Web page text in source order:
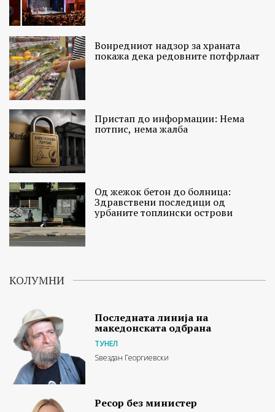
Вонредниот надзор за храната
покажа дека редовните потфрлаат
Пристап до информации: Нема
потпис, нема жалба
Од жежок бетон до болница:
Здравствени последици од
урбаните топлински острови
КОЛУМНИ
Последната линија на
македонската одбрана
ТУНЕЛ
Ѕвездан Георгиевски
Ресор без министер